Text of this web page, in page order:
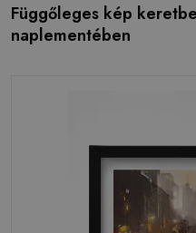
Függőleges kép
naplementében